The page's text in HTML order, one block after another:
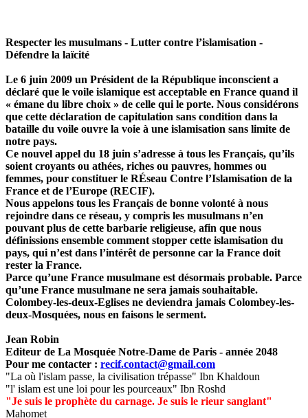
Respecter les musulmans - Lutter contre l’islamisation -
Défendre la laïcité
Le 6 juin 2009 un Président de la République inconscient a
déclaré que le voile islamique est acceptable en France quand il
« émane du libre choix » de celle qui le porte. Nous considérons
que cette déclaration de capitulation sans condition dans la
bataille du voile ouvre la voie à une islamisation sans limite de
notre pays.
Ce nouvel appel du 18 juin s’adresse à tous les Français, qu’ils
soient croyants ou athées, riches ou pauvres, hommes ou
femmes, pour constituer le RÉseau Contre l’Islamisation de la
France et de l’Europe (RECIF).
Nous appelons tous les Français de bonne volonté à nous
rejoindre dans ce réseau, y compris les musulmans n’en
pouvant plus de cette barbarie religieuse, afin que nous
définissions ensemble comment stopper cette islamisation du
pays, qui n’est dans l’intérêt de personne car la France doit
rester la France.
Parce qu’une France musulmane est désormais probable. Parce
qu’une France musulmane ne sera jamais souhaitable.
Colombey-les-deux-Eglises ne deviendra jamais Colombey-les-
deux-Mosquées, nous en faisons le serment.
Jean Robin
Editeur de La Mosquée Notre-Dame de Paris - année 2048
Pour me contacter : recif.contact@gmail.com
"La où l'islam passe, la civilisation trépasse" Ibn Khaldoun
"l' islam est une loi pour les pourceaux" Ibn Roshd
"Je suis le prophète du carnage. Je suis le rieur sanglant"
Mahomet